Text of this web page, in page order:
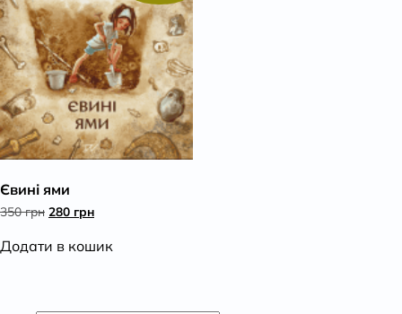
Євині ями
350грн Оригінальна
280 грнПоточна
Додати в кошик